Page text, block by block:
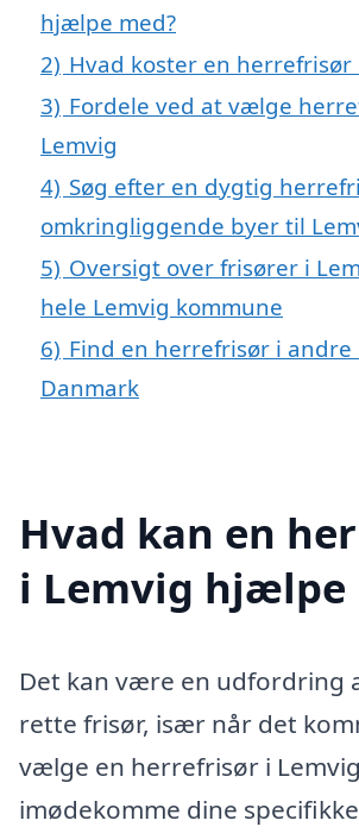
hjælpe med?
2) Hvad koster en herrefrisør
3) Fordele ved at vælge
Lemvig
4) Søg efter en dygtig
omkringliggende byer til
5) Oversigt over frisører i
hele Lemvig kommune
6) Find en herrefrisør i andre
Danmark
Hvad kan en
i Lemvig hjælpe
Det kan være en udfordring
rette frisør, især når det
vælge en herrefrisør i
imødekomme dine